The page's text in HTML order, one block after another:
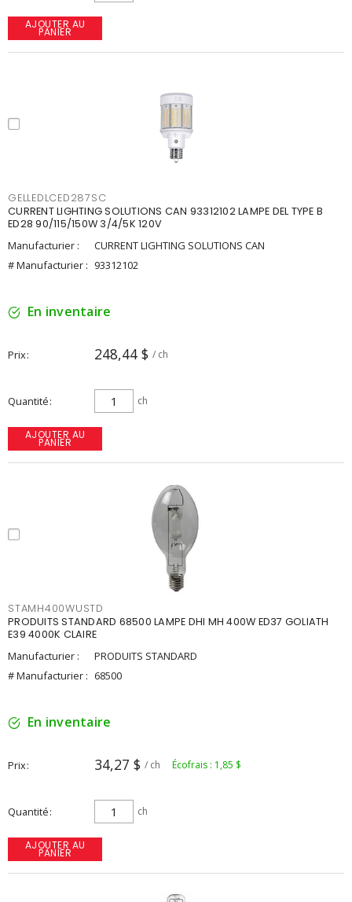
AJOUTER AU
PANIER
GELLEDLCED287SC
CURRENT LIGHTING SOLUTIONS CAN 93312102 LAMPE DEL TYPE B
ED28 90/115/150W 3/4/5K 120V
Manufacturier :
CURRENT LIGHTING SOLUTIONS CAN
# Manufacturier : 93312102
En inventaire
Prix 248,44 $ / ch
Quantité ch
AJOUTER AU
PANIER
STAMH400WUSTD
PRODUITS STANDARD 68500 LAMPE DHI MH 400W ED37 GOLIATH
E39 4000K CLAIRE
Manufacturier :
PRODUITS STANDARD
# Manufacturier : 68500
En inventaire
Prix 34,27 $ / ch Écofrais : 1,85 $
Quantité ch
AJOUTER AU
PANIER